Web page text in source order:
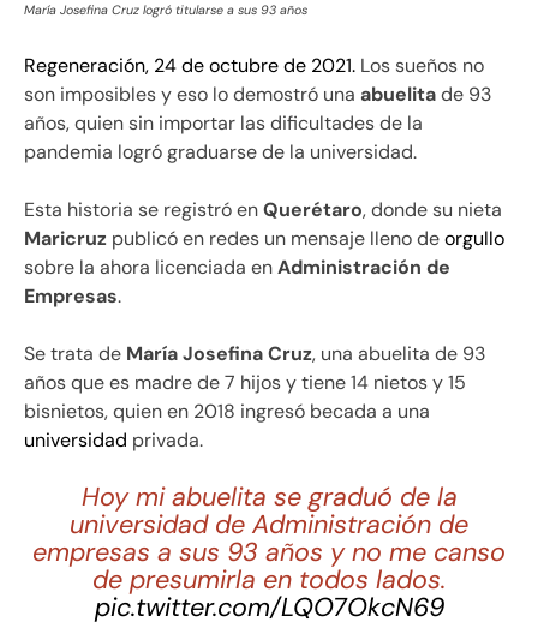
María Josefina Cruz logró titularse a sus 93 años
Regeneración, 24 de octubre de 2021. Los sueños no
son imposibles y eso lo demostró una abuelitade 93
años, quien sin importar las dificultades de la
pandemia logró graduarse de la universidad.
Esta historia se registró enQuerétaro, donde su nieta
Maricruz publicó en redes un mensaje lleno deorgullo
sobre la ahora licenciada enAdministración de
Empresas.
Se trata de María Josefina Cruz, una abuelita de 93
años que es madre de 7 hijos y tiene 14 nietos y 15
bisnietos, quien en 2018 ingresó becada a una
universidad privada.
Hoy mi abuelita se graduó de la
universidad de Administración de
empresas a sus 93 años y no me canso
de presumirla en todos lados.
pic.twitter.com/LQO7OkcN69